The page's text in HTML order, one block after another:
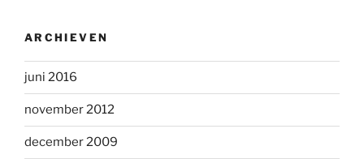
ARCHIEVEN
juni 2016
november 2012
december 2009